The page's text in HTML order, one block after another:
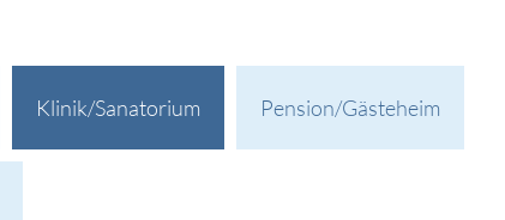
Klinik/Sanatorium Pension/Gästeheim